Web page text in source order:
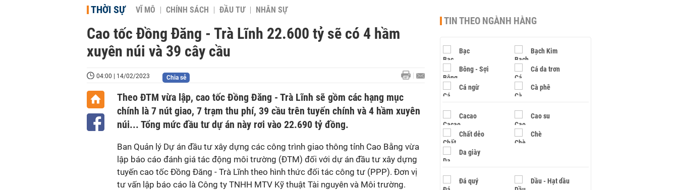
THỜI SỰ VĨ MÔ CHÍNH SÁCH ĐẦU TƯ NHÂN SỰ
Cao tốc Đồng Đăng - Trà Lĩnh 22.600 tỷ sẽ có 4 hầm
xuyên núi và 39 cây cầu
04:00 | 14/02/2023 Chia sẻ
Theo ĐTM vừa lập, cao tốc Đồng Đăng - Trà Lĩnh sẽ gồm các hạng mục
chính là 7 nút giao, 7 trạm thu phí, 39 cầu trên tuyến chính và 4 hầm xuyên
núi... Tổng mức đầu tư dự án này rơi vào 22.690 tỷ đồng.
Ban Quản lý Dự án đầu tư xây dựng các công trình giao thông tỉnh Cao Bằng vừa
lập báo cáo đánh giá tác động môi trường (ĐTM) đối với dự án đầu tư xây dựng
tuyến cao tốc Đồng Đăng - Trà Lĩnh theo hình thức đối tác công tư (PPP). Đơn vị
tư vấn lập báo cáo là Công ty TNHH MTV Kỹ thuật Tài nguyên và Môi trường.
TIN THEO NGÀNH HÀNG
Bạc Bạch Kim
Bông - Sợi Cá da trơn
Cá ngừ Cà phê
Cacao Cao su
Chất dẻo Chè
Da giày
Đá quý Dầu - Hạt dầu